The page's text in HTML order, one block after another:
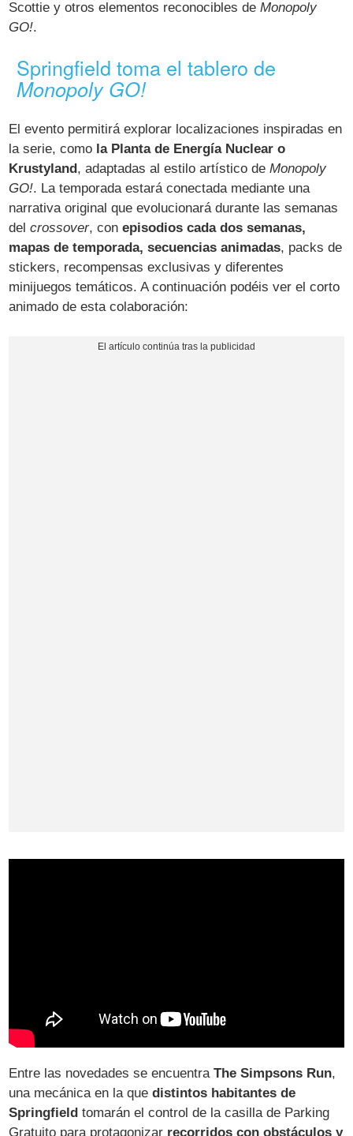
Scottie y otros elementos reconocibles deMonopoly
GO!.
Springfield toma el tablero de
Monopoly GO!
El evento permitirá explorar localizaciones inspiradas en
la serie, como la Planta de Energía Nuclear o
Krustyland, adaptadas al estilo artístico deMonopoly
GO!. La temporada estará conectada mediante una
narrativa original que evolucionará durante las semanas
delcrossover, conepisodios cada dos semanas,
mapas de temporada, secuencias animadas, packs de
stickers, recompensas exclusivas y diferentes
minijuegos temáticos. A continuación podéis ver el corto
animado de esta colaboración:
Entre las novedades se encuentraThe Simpsons Run,
una mecánica en la quedistintos habitantes de
Springfield tomarán el control de la casilla de Parking
Gratuito para protagonizar recorridos con obstáculos y